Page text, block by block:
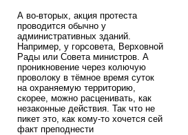
А во-вторых, акция протеста
проводится обычно у
административных зданий.
Например, у горсовета, Верховной
Рады или Совета министров. А
проникновение через колючую
проволоку в тёмное время суток
на охраняемую территорию,
скорее, можно расценивать, как
незаконные действия. Так что не
пикет это, как кому-то хочется сей
факт преподнести